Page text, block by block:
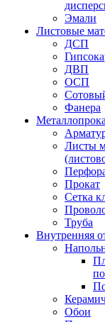
Эмали
Листовые
ДСП
ДВП
ОСП
Фанера
Листы
Прокат
Сетка
Труба
Внутренняя
Обои